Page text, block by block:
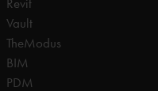
Revit
Vault
TheModus
BIM
PDM